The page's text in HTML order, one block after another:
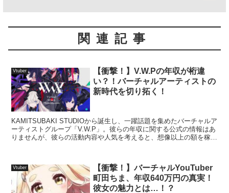
関連記事
Vtuber
【衝撃！】V.W.Pの年収が桁違
い？！バーチャルアーティストの
新時代を切り拓く！
KAMITSUBAKI STUDIOから誕生し、一躍話題を集めたバーチャルア
ーティストグループ「V.W.P」。彼らの年収に関する公式の情報はあ
りませんが、彼らの活動内容や人気を考えると、想像以上の額を稼い
Vtuber
【衝撃！】バーチャルYouTuber
町田ちま、年収640万円の真実！
彼女の魅力とは…！？